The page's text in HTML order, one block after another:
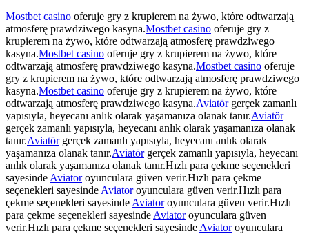
Mostbet casino oferuje gry z krupierem na żywo, które odtwarzają
atmosferę prawdziwego kasyna.Mostbet casino oferuje gry z
krupierem na żywo, które odtwarzają atmosferę prawdziwego
kasyna.Mostbet casino oferuje gry z krupierem na żywo, które
odtwarzają atmosferę prawdziwego kasyna.Mostbet casino oferuje
gry z krupierem na żywo, które odtwarzają atmosferę prawdziwego
kasyna.Mostbet casino oferuje gry z krupierem na żywo, które
odtwarzają atmosferę prawdziwego kasyna.Aviatörgerçek zamanlı
yapısıyla, heyecanı anlık olarak yaşamanıza olanak tanır.Aviatör
gerçek zamanlı yapısıyla, heyecanı anlık olarak yaşamanıza olanak
tanır.Aviatörgerçek zamanlı yapısıyla, heyecanı anlık olarak
yaşamanıza olanak tanır.Aviatörgerçek zamanlı yapısıyla, heyecanı
anlık olarak yaşamanıza olanak tanır.Hızlı para çekme seçenekleri
sayesindeAviatoroyunculara güven verir.Hızlı para çekme
seçenekleri sayesindeAviatoroyunculara güven verir.Hızlı para
çekme seçenekleri sayesindeAviatoroyunculara güven verir.Hızlı
para çekme seçenekleri sayesindeAviatoroyunculara güven
verir.Hızlı para çekme seçenekleri sayesindeAviatoroyunculara